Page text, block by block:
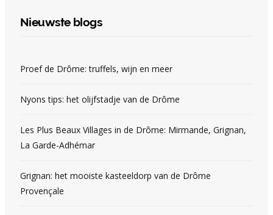
Nieuwste blogs
Proef de Drôme: truffels, wijn en meer
Nyons tips: het olijfstadje van de Drôme
Les Plus Beaux Villages in de Drôme: Mirmande, Grignan,
La Garde-Adhémar
Grignan: het mooiste kasteeldorp van de Drôme
Provençale